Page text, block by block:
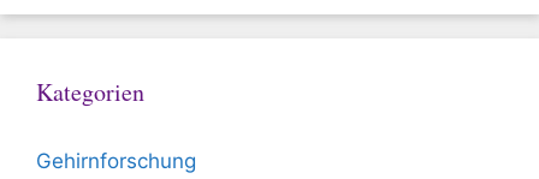
Kategorien
Gehirnforschung